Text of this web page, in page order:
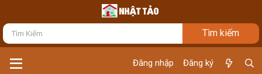
Đăng nhập Đăng ký